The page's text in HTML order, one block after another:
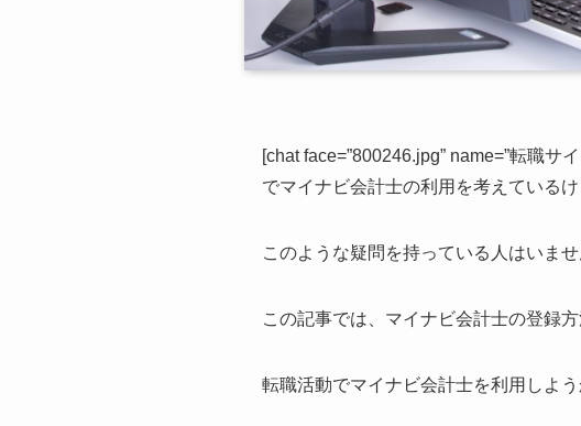
[chat face=”800246.jpg” name=”転職サ
でマイナビ会計士の利用を考えている
このような疑問を持っている人はいませ
この記事では、マイナビ会計士の登録
転職活動でマイナビ会計士を利用しよ